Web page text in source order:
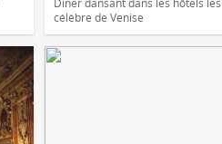
Diner dansant dans les hôtels
célèbre de Venise